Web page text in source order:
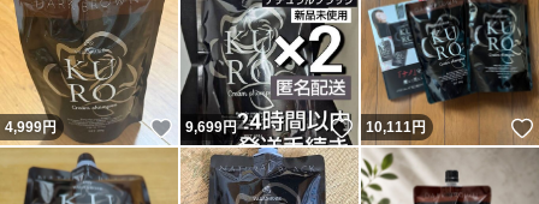
4,999円 いいね！
9,699円 いいね！
10,111円